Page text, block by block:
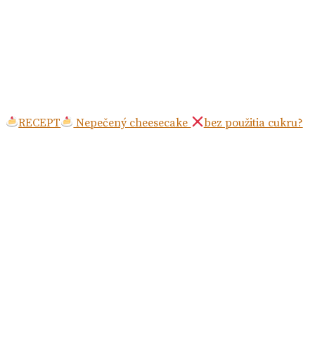
RECEPT Nepečený cheesecake bez použitia cukru?